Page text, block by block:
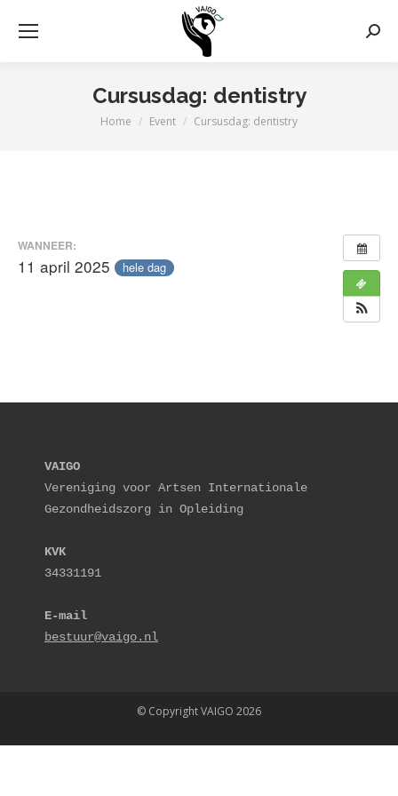
Cursusdag: dentistry
Je bent hier:
Home Event Cursusdag: dentistry
WANNEER:
11 april 2025 hele dag
VAIGO
Vereniging voor Artsen Internationale
Gezondheidszorg in Opleiding
KVK
34331191
E-mail
bestuur@vaigo.nl
© Copyright VAIGO 2026